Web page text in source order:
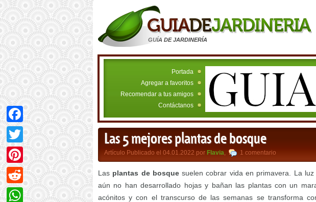
GUÍA DE JARDINERÍA
Portada
Agregar a favoritos
Recomendar a tus amigos
Contáctanos
Las 5 mejores plantas de bosque
Artículo Publicado el 04.01.2022 por Flavia, 1 comentario
Las plantas de bosquesuelen cobrar vida en primavera. La
aún no han desarrollado hojas y bañan las plantas con un
acónitos y con el transcurso de las semanas se transforma
Facebook
Twitter
Pinterest
Reddit